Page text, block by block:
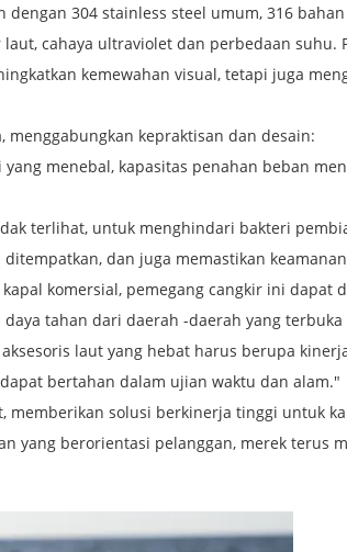
304 stainless steel umum, 316
cahaya ultraviolet dan perbedaan suhu.
kemewahan visual, tetapi juga
menggabungkan kepraktisan dan desain:
menebal, kapasitas penahan beban
terlihat, untuk menghindari bakteri
dan juga memastikan
komersial, pemegang cangkir ini dapat
tahan dari daerah -daerah yang
laut yang hebat harus berupa
bertahan dalam ujian waktu dan alam."
solusi berkinerja tinggi untuk
yang berorientasi pelanggan, merek terus